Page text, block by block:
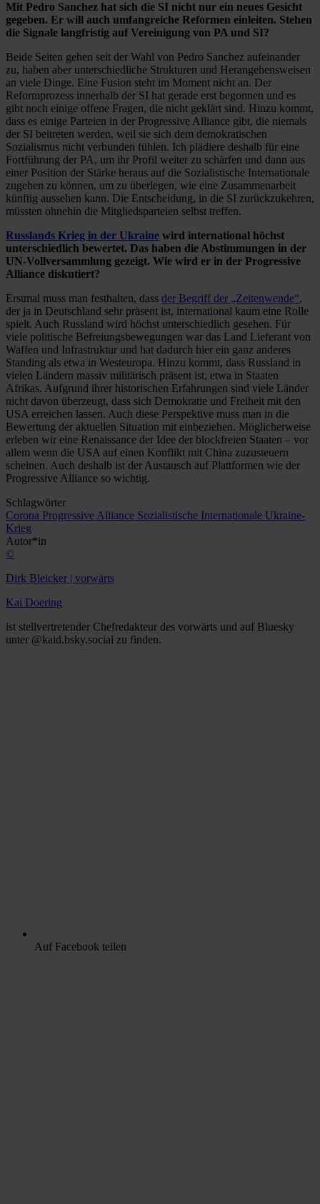
Mit Pedro Sanchez hat sich die SI nicht nur ein neues Gesicht
gegeben. Er will auch umfangreiche Reformen einleiten. Stehen
die Signale langfristig auf Vereinigung von PA und SI?
Beide Seiten gehen seit der Wahl von Pedro Sanchez aufeinander
zu, haben aber unterschiedliche Strukturen und Herangehensweisen
an viele Dinge. Eine Fusion steht im Moment nicht an. Der
Reformprozess innerhalb der SI hat gerade erst begonnen und es
gibt noch einige offene Fragen, die nicht geklärt sind. Hinzu kommt,
dass es einige Parteien in der Progressive Alliance gibt, die niemals
der SI beitreten werden, weil sie sich dem demokratischen
Sozialismus nicht verbunden fühlen. Ich plädiere deshalb für eine
Fortführung der PA, um ihr Profil weiter zu schärfen und dann aus
einer Position der Stärke heraus auf die Sozialistische Internationale
zugehen zu können, um zu überlegen, wie eine Zusammenarbeit
künftig aussehen kann. Die Entscheidung, in die SI zurückzukehren,
müssten ohnehin die Mitgliedsparteien selbst treffen.
Russlands Krieg in der Ukraine wird international höchst
unterschiedlich bewertet. Das haben die Abstimmungen in der
UN-Vollversammlung gezeigt. Wie wird er in der Progressive
Alliance diskutiert?
Erstmal muss man festhalten, dass der Begriff der „Zeitenwende“,
der ja in Deutschland sehr präsent ist, international kaum eine Rolle
spielt. Auch Russland wird höchst unterschiedlich gesehen. Für
viele politische Befreiungsbewegungen war das Land Lieferant von
Waffen und Infrastruktur und hat dadurch hier ein ganz anderes
Standing als etwa in Westeuropa. Hinzu kommt, dass Russland in
vielen Ländern massiv militärisch präsent ist, etwa in Staaten
Afrikas. Aufgrund ihrer historischen Erfahrungen sind viele Länder
nicht davon überzeugt, dass sich Demokratie und Freiheit mit den
USA erreichen lassen. Auch diese Perspektive muss man in die
Bewertung der aktuellen Situation mit einbeziehen. Möglicherweise
erleben wir eine Renaissance der Idee der blockfreien Staaten – vor
allem wenn die USA auf einen Konflikt mit China zuzusteuern
scheinen. Auch deshalb ist der Austausch auf Plattformen wie der
Progressive Alliance so wichtig.
Schlagwörter
Corona Progressive Alliance Sozialistische Internationale Ukraine-
Krieg
Autor*in
©
Dirk Bleicker | vorwärts
Kai Doering
ist stellvertretender Chefredakteur des vorwärts und auf Bluesky
unter @kaid.bsky.social zu finden.
Auf Facebook teilen